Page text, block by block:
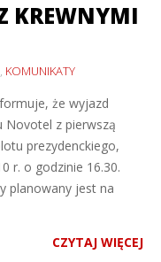
KREWNYMI
, KOMUNIKATY
że wyjazd
Novotel z pierwszą
prezydenckiego,
r. o godzinie 16.30.
planowany jest na
CZYTAJ WIĘCEJ